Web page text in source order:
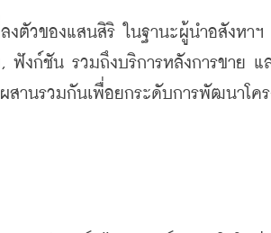
ตัวของแสนสิริ ในฐานะผู้นำอสังหา
งก์ชัน รวมถึงบริการหลังการขาย แ
านรวมกันเพื่อยกระดับการพัฒนาโคร